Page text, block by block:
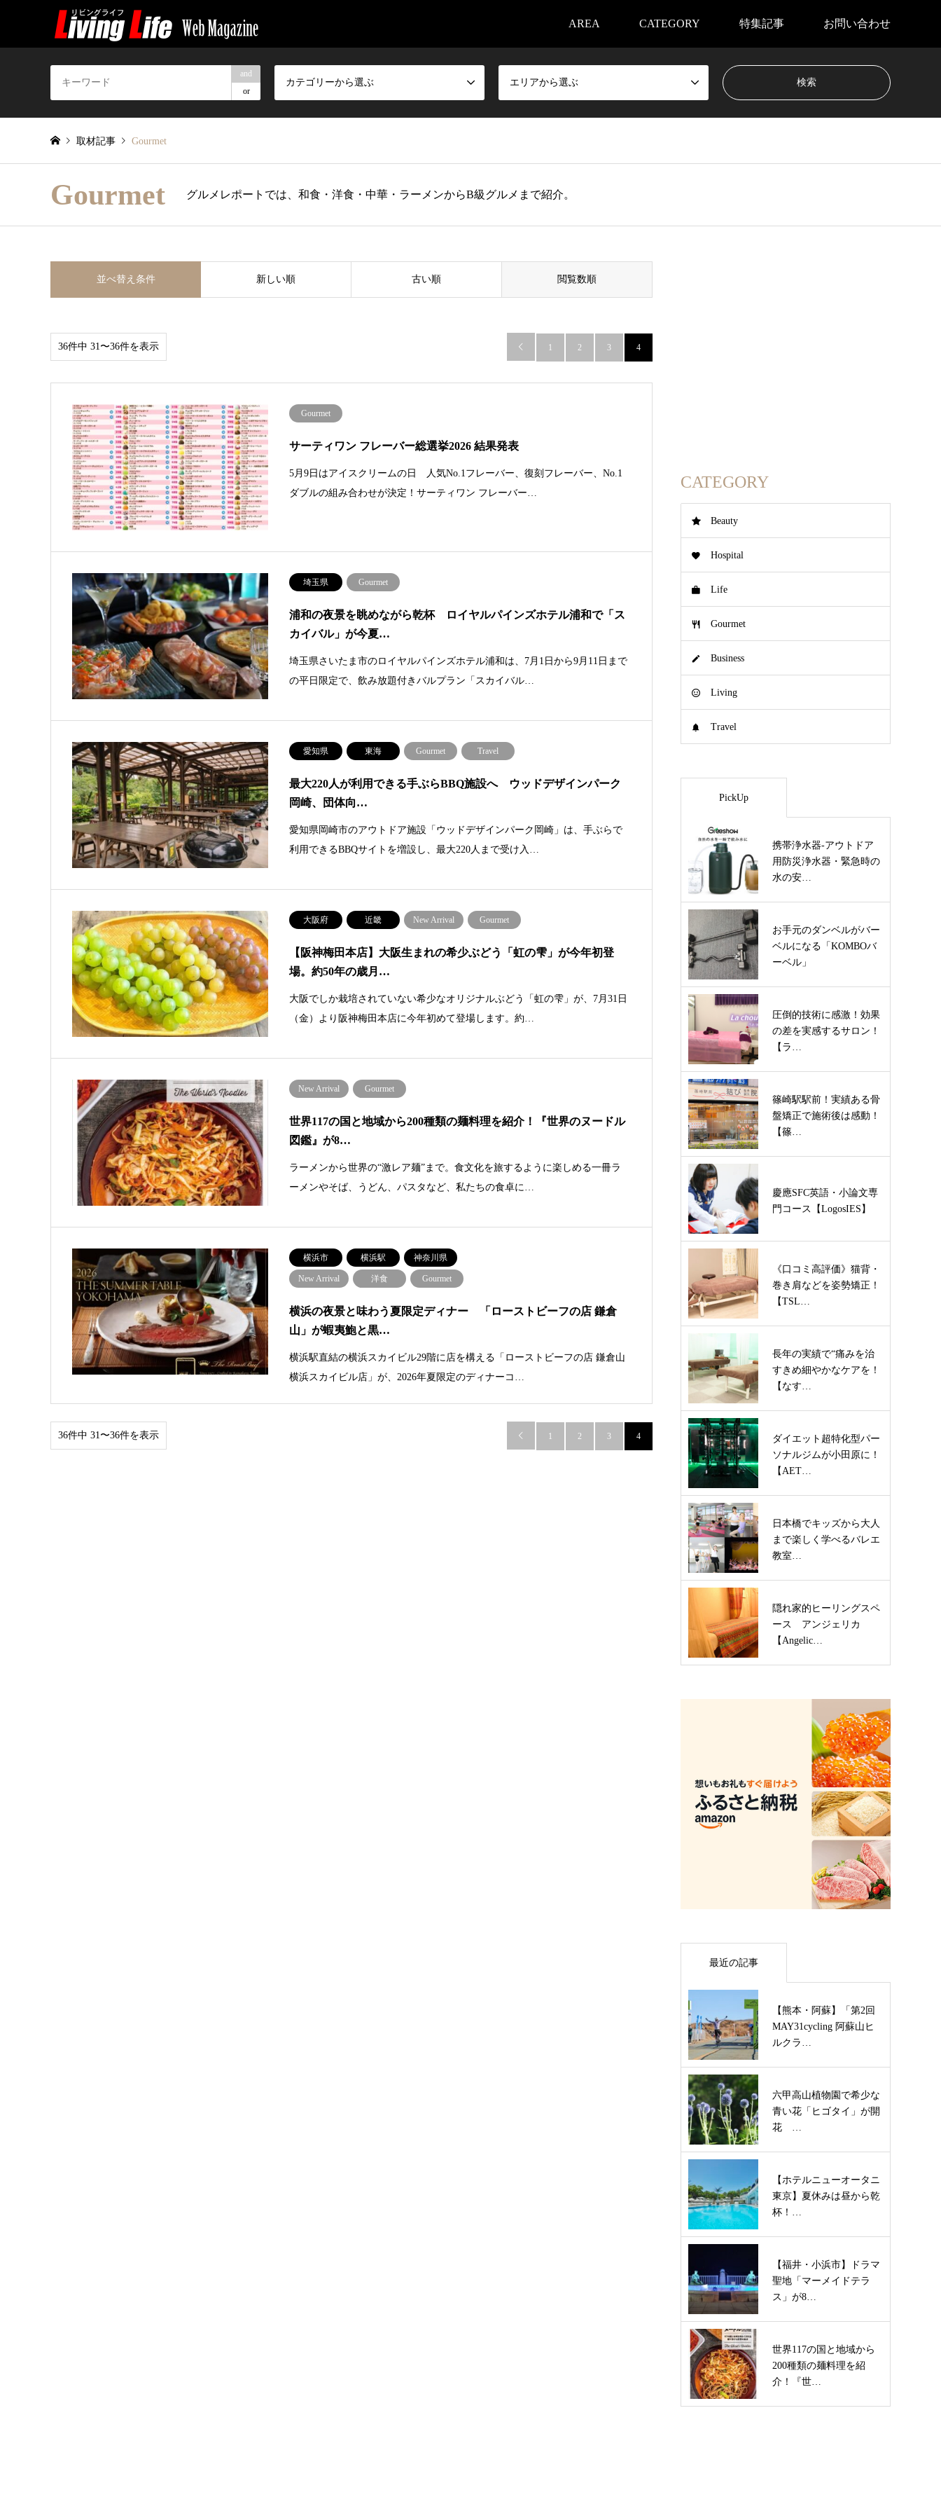
AREA CATEGORY 特集記事 お問い合わせ
and
or
カテゴリーから選ぶ エリアから選ぶ
取材記事 Gourmet
Gourmet グルメレポートでは、和食・洋食・中華・ラーメンからB級グルメまで紹介。
並べ替え条件 新しい順 古い順 閲覧数順
36件中 31〜36件を表示  1 2 3 4
Gourmet
サーティワン フレーバー総選挙2026 結果発表
5月9日はアイスクリームの日 人気No.1フレーバー、復刻フレーバー、No.1
ダブルの組み合わせが決定！サーティワン フレーバー…
埼玉県 Gourmet
浦和の夜景を眺めながら乾杯 ロイヤルパインズホテル浦和で「ス
カイバル」が今夏…
埼玉県さいたま市のロイヤルパインズホテル浦和は、7月1日から9月11日まで
の平日限定で、飲み放題付きバルプラン「スカイバル…
愛知県 東海 Gourmet Travel
最大220人が利用できる手ぶらBBQ施設へ ウッドデザインパーク
岡崎、団体向…
愛知県岡崎市のアウトドア施設「ウッドデザインパーク岡崎」は、手ぶらで
利用できるBBQサイトを増設し、最大220人まで受け入…
大阪府 近畿 New Arrival Gourmet
【阪神梅田本店】大阪生まれの希少ぶどう「虹の雫」が今年初登
場。約50年の歳月…
大阪でしか栽培されていない希少なオリジナルぶどう「虹の雫」が、7月31日
（金）より阪神梅田本店に今年初めて登場します。約…
New Arrival Gourmet
世界117の国と地域から200種類の麺料理を紹介！『世界のヌードル
図鑑』が8…
ラーメンから世界の“激レア麺”まで。食文化を旅するように楽しめる一冊ラ
ーメンやそば、うどん、パスタなど、私たちの食卓に…
横浜市 横浜駅 神奈川県
New Arrival 洋食 Gourmet
横浜の夜景と味わう夏限定ディナー 「ローストビーフの店 鎌倉
山」が蝦夷鮑と黒…
横浜駅直結の横浜スカイビル29階に店を構える「ローストビーフの店 鎌倉山
横浜スカイビル店」が、2026年夏限定のディナーコ…
36件中 31〜36件を表示  1 2 3 4
CATEGORY
Beauty
Hospital
Life
Gourmet
Business
Living
Travel
PickUp
携帯浄水器-アウトドア
用防災浄水器・緊急時の
水の安…
お手元のダンベルがバー
ベルになる「KOMBOバ
ーベル」
圧倒的技術に感激！効果
の差を実感するサロン！
【ラ…
篠崎駅駅前！実績ある骨
盤矯正で施術後は感動！
【篠…
慶應SFC英語・小論文専
門コース【LogosIES】
《口コミ高評価》猫背・
巻き肩などを姿勢矯正！
【TSL…
長年の実績で“痛みを治
すきめ細やかなケアを！
【なす…
ダイエット超特化型パー
ソナルジムが小田原に！
【AET…
日本橋でキッズから大人
まで楽しく学べるバレエ
教室…
隠れ家的ヒーリングスペ
ース アンジェリカ
【Angelic…
最近の記事
【熊本・阿蘇】「第2回
MAY31cycling 阿蘇山ヒ
ルクラ…
六甲高山植物園で希少な
青い花「ヒゴタイ」が開
花 …
【ホテルニューオータニ
東京】夏休みは昼から乾
杯！…
【福井・小浜市】ドラマ
聖地「マーメイドテラ
ス」が8…
世界117の国と地域から
200種類の麺料理を紹
介！『世…